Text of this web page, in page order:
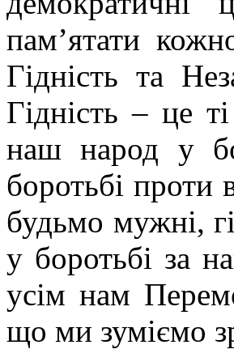
пам’ятати
Гідність та
Гідність – це
наш народ у
боротьбі проти
будьмо мужні,
у боротьбі за
усім нам
що ми зуміємо